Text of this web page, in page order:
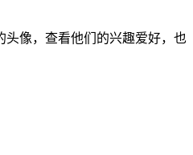
头像，查看他们的兴趣爱好，也